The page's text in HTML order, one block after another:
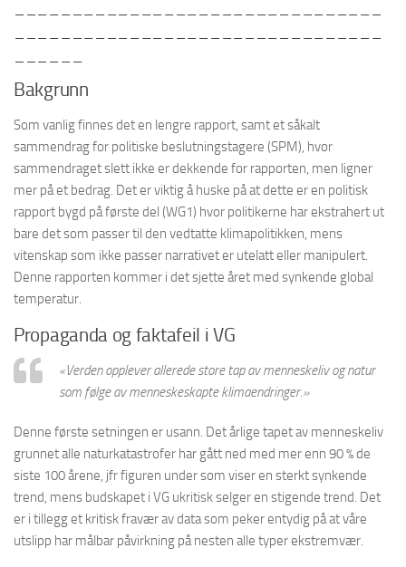
Bakgrunn
Som vanlig finnes det en lengre rapport, samt et såkalt
sammendrag for politiske beslutningstagere (SPM), hvor
sammendraget slett ikke er dekkende for rapporten, men ligner
mer på et bedrag. Det er viktig å huske på at dette er en politisk
rapport bygd på første del (WG1) hvor politikerne har ekstrahert ut
bare det som passer til den vedtatte klimapolitikken, mens
vitenskap som ikke passer narrativet er utelatt eller manipulert.
Denne rapporten kommer i det sjette året med synkende global
temperatur.
Propaganda og faktafeil i VG
«Verden opplever allerede store tap av menneskeliv og natur
som følge av menneskeskapte klimaendringer.»
Denne første setningen er usann. Det årlige tapet av menneskeliv
grunnet alle naturkatastrofer har gått ned med mer enn 90 % de
siste 100 årene, jfr figuren under som viser en sterkt synkende
trend, mens budskapet i VG ukritisk selger en stigende trend. Det
er i tillegg et kritisk fravær av data som peker entydig på at våre
utslipp har målbar påvirkning på nesten alle typer ekstremvær.